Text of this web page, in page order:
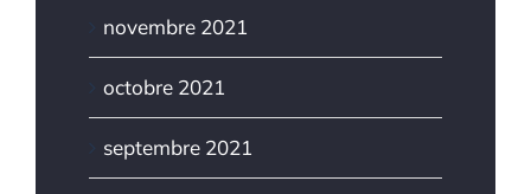
novembre 2021
octobre 2021
septembre 2021